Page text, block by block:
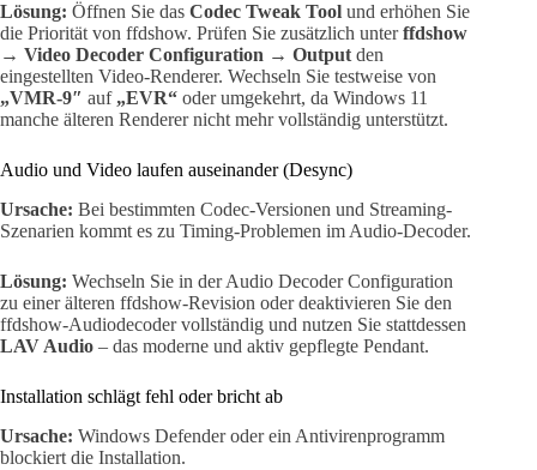
Lösung: Öffnen Sie das Codec Tweak Tool und erhöhen Sie
die Priorität von ffdshow. Prüfen Sie zusätzlich unterffdshow
→ Video Decoder Configuration → Outputden
eingestellten Video-Renderer. Wechseln Sie testweise von
„VMR-9″ auf „EVR“ oder umgekehrt, da Windows 11
manche älteren Renderer nicht mehr vollständig unterstützt.
Audio und Video laufen auseinander (Desync)
Ursache: Bei bestimmten Codec-Versionen und Streaming-
Szenarien kommt es zu Timing-Problemen im Audio-Decoder.
Lösung: Wechseln Sie in der Audio Decoder Configuration
zu einer älteren ffdshow-Revision oder deaktivieren Sie den
ffdshow-Audiodecoder vollständig und nutzen Sie stattdessen
LAV Audio – das moderne und aktiv gepflegte Pendant.
Installation schlägt fehl oder bricht ab
Ursache: Windows Defender oder ein Antivirenprogramm
blockiert die Installation.